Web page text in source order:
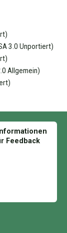
3.0 Unportiert)
Allgemein)